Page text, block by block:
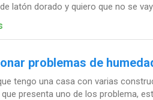
latón dorado y quiero que no se
problemas de
tengo una casa con varias
presenta uno de los problema,